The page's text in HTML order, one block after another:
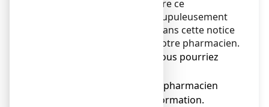
Vous devez toujours prendre ce
médicament en suivant scrupuleusement
les informations fournies dans cette notice
ou par votre médecin, ou votre pharmacien.
● Gardez cette notice. Vous pourriez
● Adressez-vous à votre pharmacien
pour tout conseil ou information.